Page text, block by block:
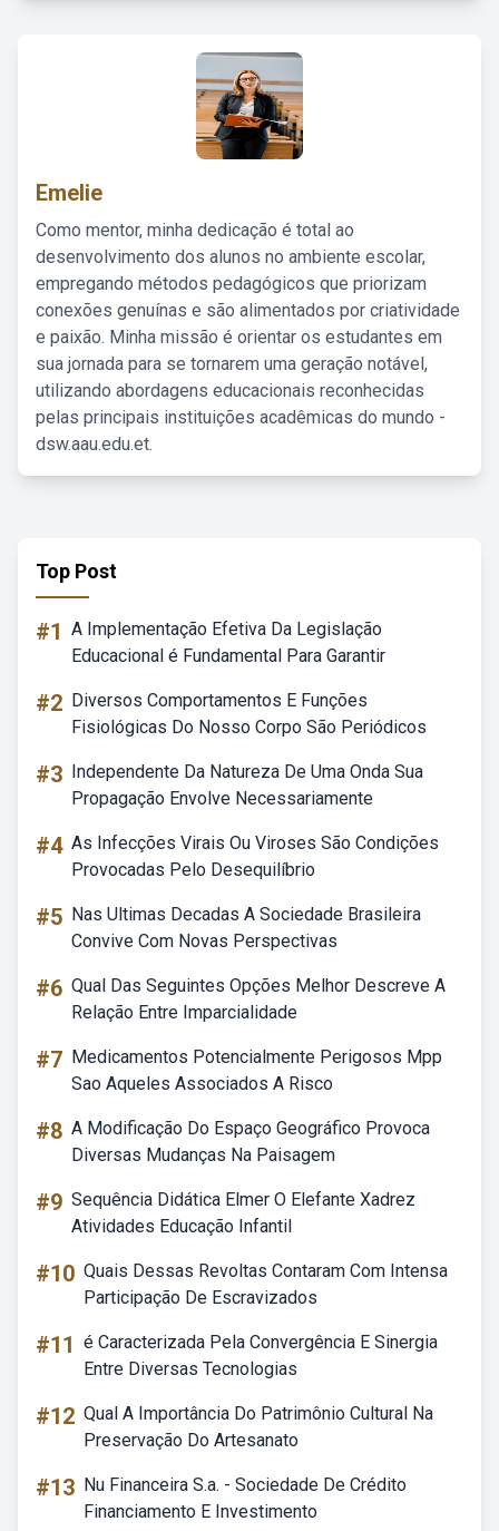
Emelie
Como mentor, minha dedicação é total ao
desenvolvimento dos alunos no ambiente escolar,
empregando métodos pedagógicos que priorizam
conexões genuínas e são alimentados por criatividade
e paixão. Minha missão é orientar os estudantes em
sua jornada para se tornarem uma geração notável,
utilizando abordagens educacionais reconhecidas
pelas principais instituições acadêmicas do mundo -
dsw.aau.edu.et.
Top Post
#1 A Implementação Efetiva Da Legislação
Educacional é Fundamental Para Garantir
#2 Diversos Comportamentos E Funções
Fisiológicas Do Nosso Corpo São Periódicos
#3 Independente Da Natureza De Uma Onda Sua
Propagação Envolve Necessariamente
#4 As Infecções Virais Ou Viroses São Condições
Provocadas Pelo Desequilíbrio
#5 Nas Ultimas Decadas A Sociedade Brasileira
Convive Com Novas Perspectivas
#6 Qual Das Seguintes Opções Melhor Descreve A
Relação Entre Imparcialidade
#7 Medicamentos Potencialmente Perigosos Mpp
Sao Aqueles Associados A Risco
#8 A Modificação Do Espaço Geográfico Provoca
Diversas Mudanças Na Paisagem
#9 Sequência Didática Elmer O Elefante Xadrez
Atividades Educação Infantil
#10 Quais Dessas Revoltas Contaram Com Intensa
Participação De Escravizados
#11 é Caracterizada Pela Convergência E Sinergia
Entre Diversas Tecnologias
#12 Qual A Importância Do Patrimônio Cultural Na
Preservação Do Artesanato
#13 Nu Financeira S.a. - Sociedade De Crédito
Financiamento E Investimento